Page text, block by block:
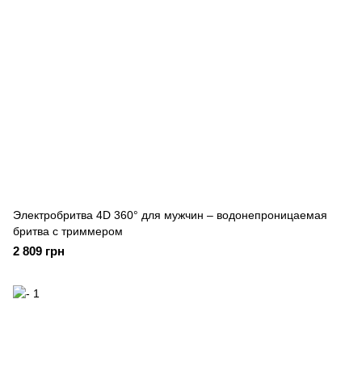
Электробритва 4D 360° для мужчин – водонепроницаемая
бритва с триммером
2 809 грн